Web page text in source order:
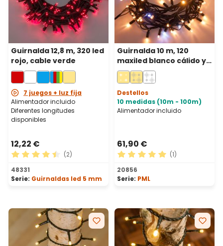
Guirnalda 12,8 m, 320 led
rojo, cable verde
7 juegos + luz fija
Alimentador incluido
Diferentes longitudes
disponibles
12,22 €
Calificación promedio de 4.5 de 5 estrellas
(2)
48331
Serie: Guirnaldas led 5 mm
Guirnalda 10 m, 120
maxiled blanco cálido y
blanco frío, cable verde,
prolongable, IP67
Destellos
10 medidas (10m - 100m)
Alimentador incluido
61,90 €
Calificación promedio de
(1)
20856
Serie: PML